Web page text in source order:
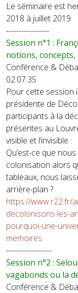
Le séminaire est
2018 à juillet 2019
-----------------
Session n°1 :
notions,
Conférence &
02:07:35
Pour cette session
présidente de
participants à la
présentes au
visible et l’invisible :
Qu’est-ce que
colonisation alors
tableaux, nous
arrière-plan ?
https://www.r22.fr/
decolonisons-les-
pourquoi-une-
memoires
------------------
Session n°2 :
vagabonds ou la
Conférence &